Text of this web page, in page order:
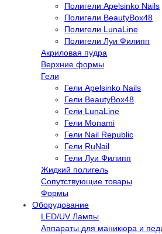
Полигели Apelsinko Nails
Полигели BeautyBox48
Полигели LunaLine
Полигели Луи Филипп
Акриловая пудра
Верхние формы
Гели
Гели Apelsinko Nails
Гели BeautyBox48
Гели LunaLine
Гели Monami
Гели Nail Republic
Гели RuNail
Гели Луи Филипп
Жидкий полигель
Сопутствующие товары
Формы
Оборудование
LED/UV Лампы
Аппараты для маникюра и